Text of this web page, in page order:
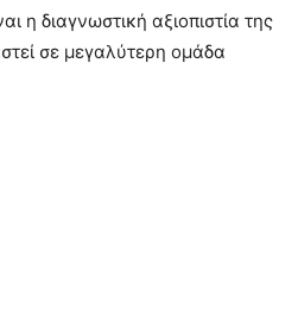
η διαγνωστική αξιοπιστία της
σε μεγαλύτερη ομάδα